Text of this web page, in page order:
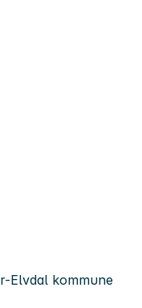
Elvdal kommune